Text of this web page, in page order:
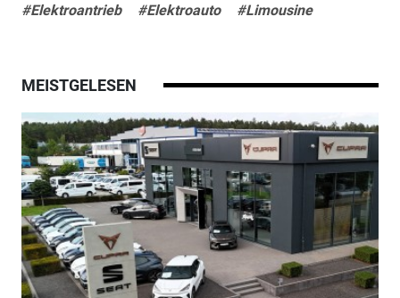
#Elektroantrieb #Elektroauto #Limousine
MEISTGELESEN